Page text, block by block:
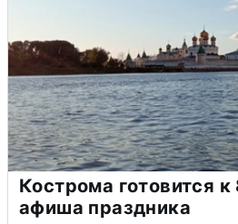
Кострома готовится
афиша праздника